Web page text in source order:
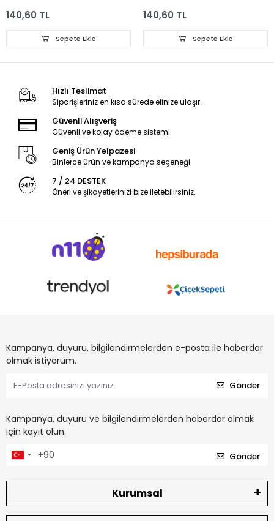
IP65
140,60 TL
Sepete Ekle
IP65
140,60 TL
Sepete Ekle
Hızlı Teslimat
Siparişleriniz en kısa sürede elinize ulaşır.
Güvenli Alışveriş
Güvenli ve kolay ödeme sistemi
Geniş Ürün Yelpazesi
Binlerce ürün ve kampanya seçeneği
7 / 24 DESTEK
Öneri ve şikayetlerinizi bize iletebilirsiniz.
Kampanya, duyuru, bilgilendirmelerden e-posta ile haberdar
olmak istiyorum.
Gönder
Kampanya, duyuru ve bilgilendirmelerden haberdar olmak
için kayıt olun.
Gönder
Kurumsal